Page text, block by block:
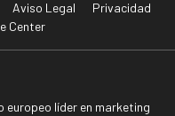
Aviso Legal
Privacidad
Center
europeo líder en marketing